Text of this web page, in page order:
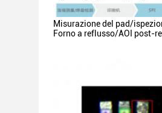
Misurazione del pad/
Forno a reflusso/AOI post-